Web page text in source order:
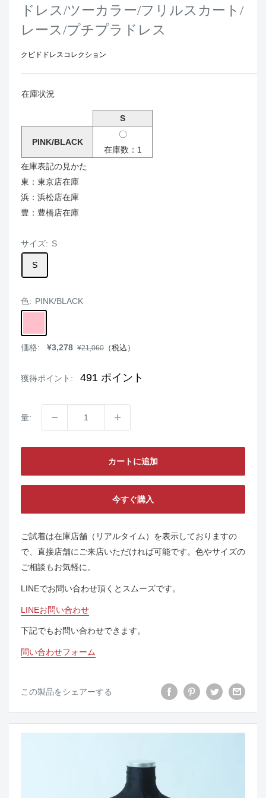
ドレス/ツーカラー/フリルスカート/
レース/プチプラドレス
クピドドレスコレクション
在庫状況
S
PINK/BLACK
〇
在庫数：1
在庫表記の見かた
東：東京店在庫
浜：浜松店在庫
豊：豊橋店在庫
サイズ: S
S
色: PINK/BLACK
価格:
販
¥3,278 通
¥21,060 （税込）
獲得ポイント: 491 ポイント
量:
カートに追加
今すぐ購入
ご試着は在庫店舗（リアルタイム）を表示しておりますの
で、直接店舗にご来店いただければ可能です。色やサイズの
ご相談もお気軽に。
LINEでお問い合わせ頂くとスムーズです。
LINEお問い合わせ
下記でもお問い合わせできます。
問い合わせフォーム
この製品をシェアーする